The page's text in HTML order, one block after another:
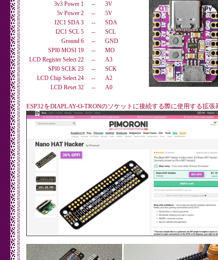
3v3 Power 1
--
3V
5v Power 2
--
5V
I2C1 SDA 3
--
SDA
I2C1 SCL 5
--
SCL
Ground 6
--
GND
SPI0 MOSI 19
--
MO
LCD Register Select 22
--
A3
SPI0 SCLK 23
--
SCK
LCD Chip Select 24
--
A2
LCD Reset 32
-- A0
ESP32をDIAPLAY-O-TRONのソケットに接続する際に使用する拡張